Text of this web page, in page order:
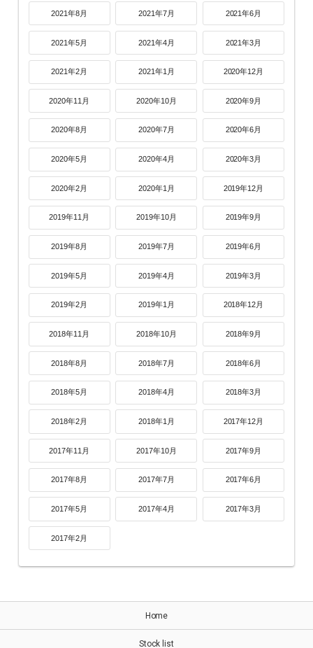
2021年8月 2021年7月 2021年6月
2021年5月 2021年4月 2021年3月
2021年2月 2021年1月 2020年12月
2020年11月 2020年10月 2020年9月
2020年8月 2020年7月 2020年6月
2020年5月 2020年4月 2020年3月
2020年2月 2020年1月 2019年12月
2019年11月 2019年10月 2019年9月
2019年8月 2019年7月 2019年6月
2019年5月 2019年4月 2019年3月
2019年2月 2019年1月 2018年12月
2018年11月 2018年10月 2018年9月
2018年8月 2018年7月 2018年6月
2018年5月 2018年4月 2018年3月
2018年2月 2018年1月 2017年12月
2017年11月 2017年10月 2017年9月
2017年8月 2017年7月 2017年6月
2017年5月 2017年4月 2017年3月
2017年2月
Home
Stock list